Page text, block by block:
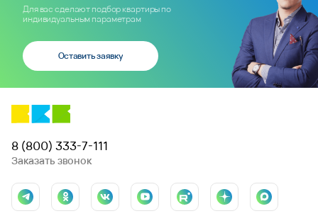
Для вас сделают подбор квартиры по
индивидуальным параметрам
Оставить заявку
8 (800) 333-7-111
Заказать звонок